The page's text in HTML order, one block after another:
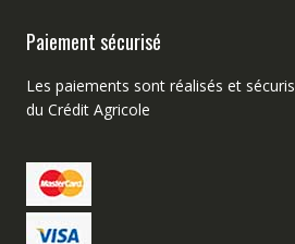
Paiement sécurisé
Les paiements sont réalisés et
du Crédit Agricole